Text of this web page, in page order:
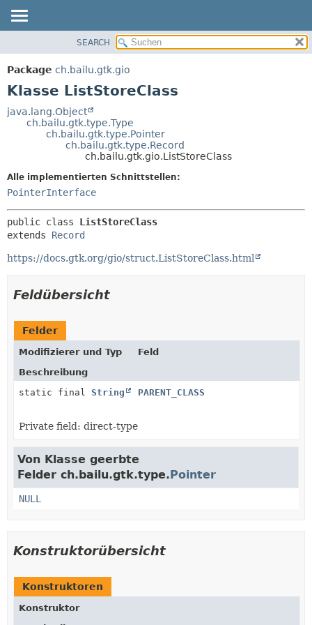
PACKAGE
KLASSE
VERALTET
DETAILS:
FELD
SEARCH
Package ch.bailu.gtk.gio
Klasse ListStoreClass
java.lang.Object
ch.bailu.gtk.type.Type
ch.bailu.gtk.type.Pointer
ch.bailu.gtk.type.Record
ch.bailu.gtk.gio.ListStoreClass
Alle implementierten Schnittstellen:
PointerInterface
public class ListStoreClass
extends Record
https://docs.gtk.org/gio/struct.ListStoreClass.html
Feldübersicht
Felder
Modifizierer und Typ
Feld
Beschreibung
static final String PARENT_CLASS
Private field: direct-type
Von Klasse geerbte
Felder ch.bailu.gtk.type.Pointer
NULL
Konstruktorübersicht
Konstruktoren
Konstruktor